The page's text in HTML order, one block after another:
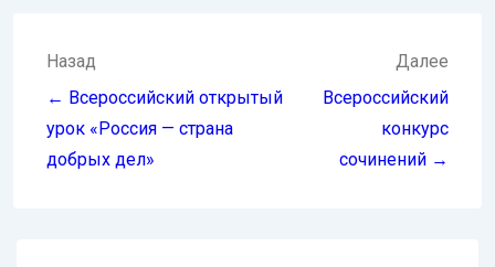
Навигация
по
записям
Назад
← Всероссийский открытый
урок «Россия — страна
добрых дел»
Далее
Всероссийский
конкурс
сочинений →